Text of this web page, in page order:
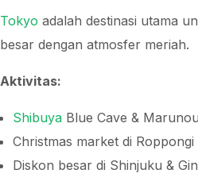
Tokyo adalah destinasi utama
besar dengan atmosfer meriah.
Aktivitas:
Shibuya Blue Cave &
Christmas market di
Diskon besar di Shinjuku &